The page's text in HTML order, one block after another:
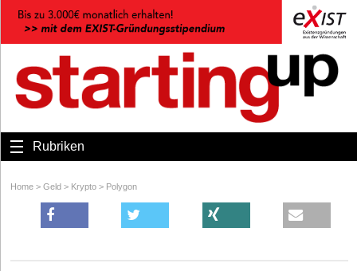
Rubriken
Home > Geld > Krypto > Polygon